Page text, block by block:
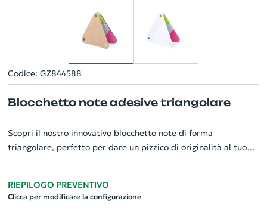
Codice: GZ844588
Blocchetto note adesive triangolare
Scopri il nostro innovativo blocchetto note di forma
triangolare, perfetto per dare un pizzico di originalità al tuo
diverse misure: 20 esagonali e 60 triangolari, ideali per dare
RIEPILOGO PREVENTIVO
Clicca per modificare la configurazione